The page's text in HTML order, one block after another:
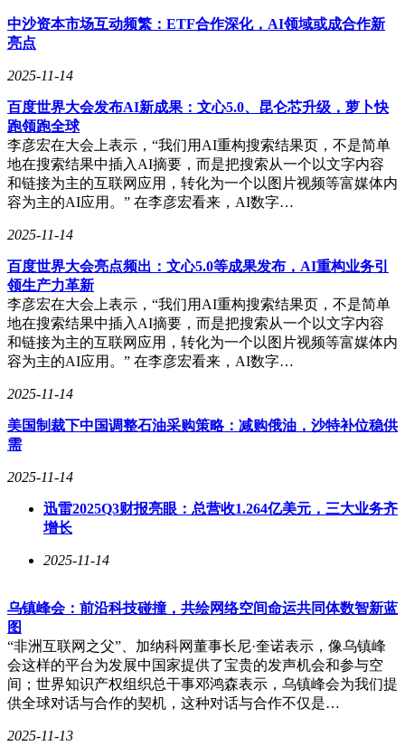
中沙资本市场互动频繁：ETF合作深化，AI领域或成合作新
亮点
2025-11-14
百度世界大会发布AI新成果：文心5.0、昆仑芯升级，萝卜快
跑领跑全球
李彦宏在大会上表示，“我们用AI重构搜索结果页，不是简单
地在搜索结果中插入AI摘要，而是把搜索从一个以文字内容
和链接为主的互联网应用，转化为一个以图片视频等富媒体内
容为主的AI应用。” 在李彦宏看来，AI数字…
2025-11-14
百度世界大会亮点频出：文心5.0等成果发布，AI重构业务引
领生产力革新
李彦宏在大会上表示，“我们用AI重构搜索结果页，不是简单
地在搜索结果中插入AI摘要，而是把搜索从一个以文字内容
和链接为主的互联网应用，转化为一个以图片视频等富媒体内
容为主的AI应用。” 在李彦宏看来，AI数字…
2025-11-14
美国制裁下中国调整石油采购策略：减购俄油，沙特补位稳供
需
2025-11-14
迅雷2025Q3财报亮眼：总营收1.264亿美元，三大业务齐
增长
2025-11-14
乌镇峰会：前沿科技碰撞，共绘网络空间命运共同体数智新蓝
图
“非洲互联网之父”、加纳科网董事长尼·奎诺表示，像乌镇峰
会这样的平台为发展中国家提供了宝贵的发声机会和参与空
间；世界知识产权组织总干事邓鸿森表示，乌镇峰会为我们提
供全球对话与合作的契机，这种对话与合作不仅是…
2025-11-13